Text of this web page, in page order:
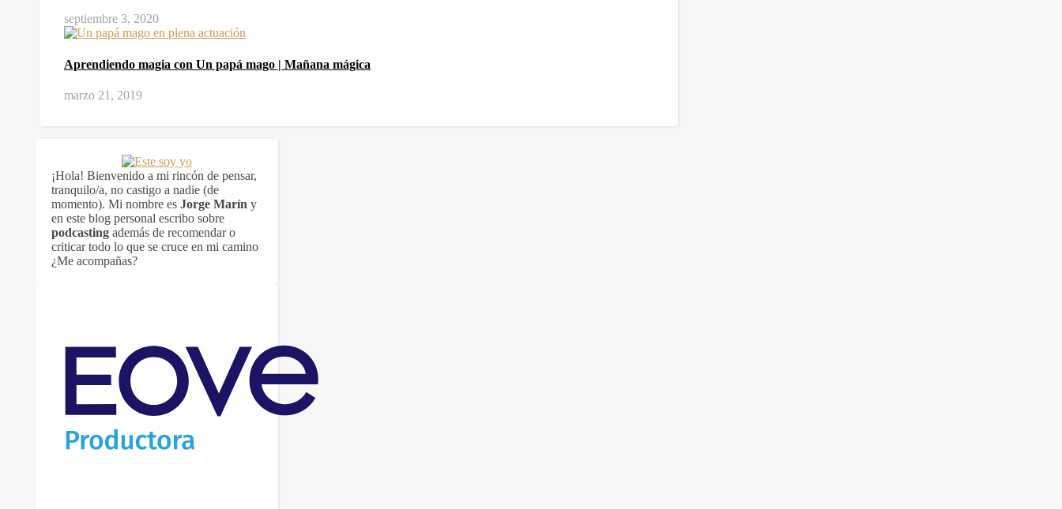
septiembre 3, 2020
Aprendiendo magia con Un papá mago | Mañana mágica
marzo 21, 2019
¡Hola! Bienvenido a mi rincón de pensar,
tranquilo/a, no castigo a nadie (de
momento). Mi nombre es Jorge Marín y
en este blog personal escribo sobre
podcasting además de recomendar o
criticar todo lo que se cruce en mi camino
¿Me acompañas?